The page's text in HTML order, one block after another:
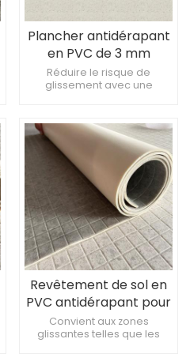
Plancher antidérapant
en PVC de 3 mm
antibactérien et
étanche
Réduire le risque de
glissement avec une
confortable et sûrExcellente
résistance à l'eau et
propriétés
antimicrobiennes
Revêtement de sol en
PVC antidérapant pour
– Sûr, durable et facile
à entretenir
Convient aux zones
glissantes telles que les